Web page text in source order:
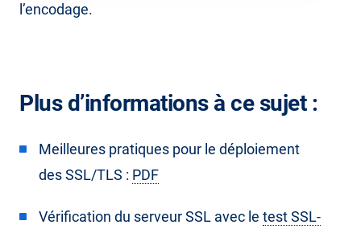
l’encodage.
Plus d’informations à ce sujet :
Meilleures pratiques pour le déploiement
des SSL/TLS : PDF
Vérification du serveur SSL avec le test SSL-